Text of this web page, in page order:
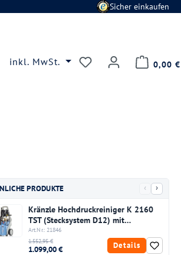
Sicher einkaufen
inkl. MwSt. Du hast 0 0,00 €
PRODUKTE ‹ ›
Kränzle Hochdruckreiniger K 2160
TST (Stecksystem D12) mit
Schlauchtrommel
Art.Nr.: 21846
1.552,95 €
1.099,00 € Details